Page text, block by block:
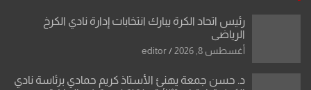
رئيس اتحاد الكرة يبارك انتخابات إدارة نادي الكرخ
الرياضي
أغسطس 8, 2026 editor
د. حسن جمعة يهنئ الأستاذ كريم حمادي برئاسة نادي